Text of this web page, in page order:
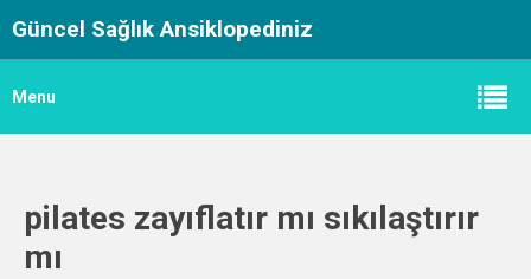
Güncel Sağlık Ansiklopediniz
Menu
pilates zayıflatır mı sıkılaştırır
mı